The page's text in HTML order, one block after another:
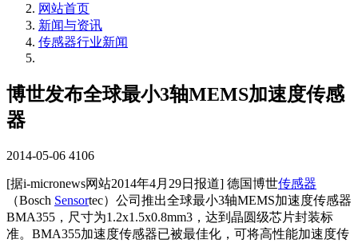
网站首页
新闻与资讯
传感器行业新闻
博世发布全球最小3轴MEMS加速度传感
器
2014-05-06 4106
[据i-micronews网站2014年4月29日报道] 德国博世传感器
（Bosch Sensortec）公司推出全球最小3轴MEMS加速度传感器
BMA355，尺寸为1.2x1.5x0.8mm3，达到晶圆级芯片封装标
准。BMA355加速度传感器已被最佳化，可将高性能加速度传